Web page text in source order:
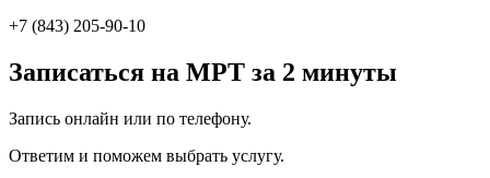
+7 (843) 205-90-10
Записаться на МРТ за 2 минуты
Запись онлайн или по телефону.
Ответим и поможем выбрать услугу.